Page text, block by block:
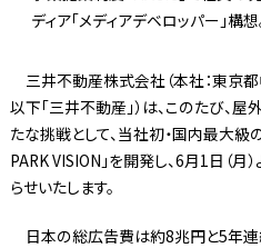
ディア「メディアデベロッパー」構想
三井不動産株式会社（本社：東京
以下「三井不動産」）は、このたび、
たな挑戦として、当社初・国内最大級
PARK VISION」を開発し、6月1日（月
らせいたします。
日本の総広告費は約8兆円と5年連